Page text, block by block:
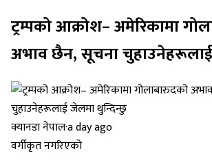
ट्रम्पको आक्रोश– अमेरिकामा
अभाव छैन, सूचना
क्यानडा नेपाल·a day ago
वर्गीकृत नगरिएको